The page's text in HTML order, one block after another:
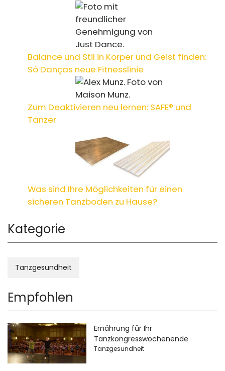
Balance und Stil in Körper und Geist finden:
Só Danças neue Fitnesslinie
Zum Deaktivieren neu lernen: SAFE® und
Tänzer
Was sind Ihre Möglichkeiten für einen
sicheren Tanzboden zu Hause?
Kategorie
Tanzgesundheit
Empfohlen
Ernährung für Ihr
Tanzkongresswochenende
Tanzgesundheit